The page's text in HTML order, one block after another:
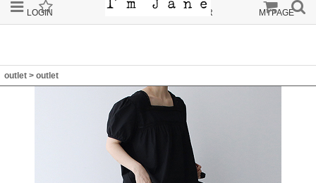
LOGIN ORDER MYPAGE
outlet > outlet